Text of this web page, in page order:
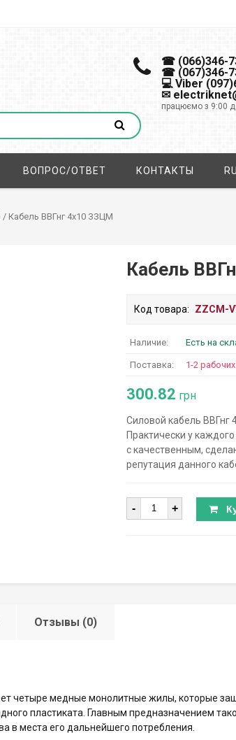
☎ (066)346-
☎ (067)346-
💻 Viber
✉
працюємо з 9:00
ВОПРОС/ОТВЕТ КОНТАКТЫ RU
/ Кабель ВВГнг 4х10 ЗЗЦМ
Кабель
Код товара: ZZCM-
Наличие: Есть на
Поставка: 1-2
300.82 грн
Силовой кабель ВВГнг
Практически у
с качественным,
репутация данного
Количество
- +
Отзывы (0)
четыре медные монолитные жилы, которые
пластиката. Главным предназначением
в места его дальнейшего потребления.